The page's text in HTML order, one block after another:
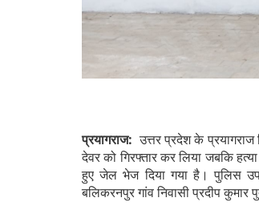
प्रयागराज: उत्तर प्रदेश के
देवर को गिरफ्तार कर लिया जबकि
हुए जेल भेज दिया गया है। पुलिस
बलिकरनपुर गांव निवासी प्रदीप